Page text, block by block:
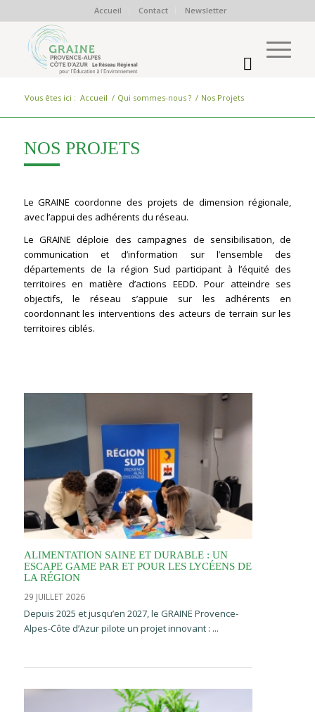
Accueil Contact Newsletter
Vous êtes ici : Accueil / Qui sommes-nous ? / Nos Projets
NOS PROJETS
Le GRAINE coordonne des projets de dimension régionale,
avec l’appui des adhérents du réseau.
Le GRAINE déploie des campagnes de sensibilisation, de
communication et d’information sur l’ensemble des
départements de la région Sud participant à l’équité des
territoires en matière d’actions EEDD. Pour atteindre ses
objectifs, le réseau s’appuie sur les adhérents en
coordonnant les interventions des acteurs de terrain sur les
territoires ciblés.
ALIMENTATION SAINE ET DURABLE : UN
ESCAPE GAME PAR ET POUR LES LYCÉENS DE
LA RÉGION
29 JUILLET 2026
Depuis 2025 et jusqu’en 2027, le GRAINE Provence-
Alpes-Côte d’Azur pilote un projet innovant : ...